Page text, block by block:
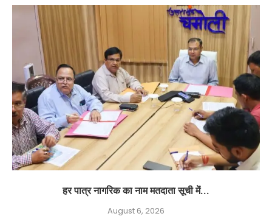
हर पात्र नागरिक का नाम मतदाता सूची में...
August 6, 2026